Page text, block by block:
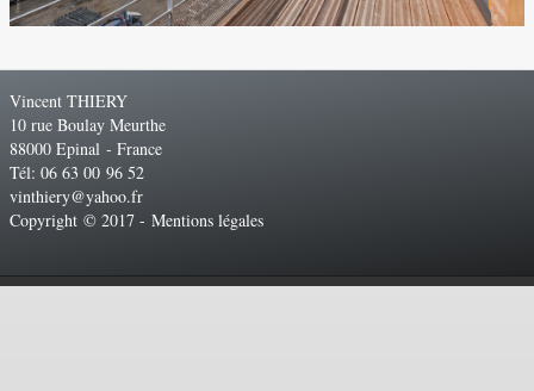
Vincent THIERY
10 rue Boulay Meurthe
88000 Epinal - France
Tél: 06 63 00 96 52
vinthiery@yahoo.fr
Copyright © 2017 - Mentions légales